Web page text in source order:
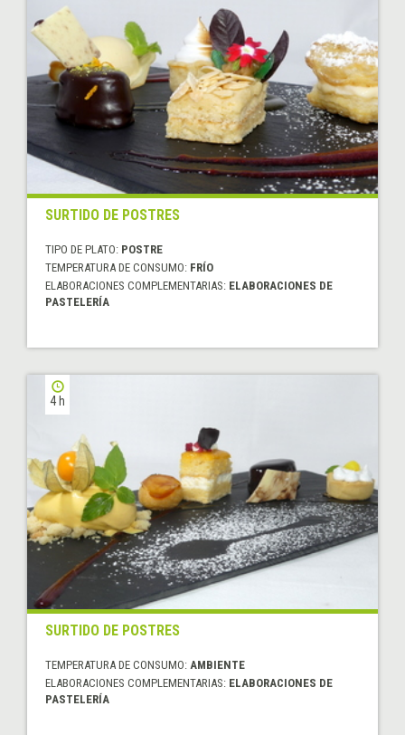
SURTIDO DE POSTRES
TIPO DE PLATO: POSTRE
TEMPERATURA DE CONSUMO: FRÍO
ELABORACIONES COMPLEMENTARIAS: ELABORACIONES DE
PASTELERÍA
4 h
SURTIDO DE POSTRES
TEMPERATURA DE CONSUMO: AMBIENTE
ELABORACIONES COMPLEMENTARIAS: ELABORACIONES DE
PASTELERÍA